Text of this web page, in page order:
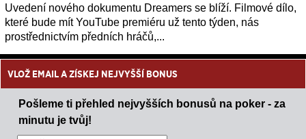
Uvedení nového dokumentu Dreamers se blíží. Filmové dílo,
které bude mít YouTube premiéru už tento týden, nás
prostřednictvím předních hráčů,...
VLOŽ EMAIL A ZÍSKEJ NEJVYŠŠÍ BONUS
Pošleme ti přehled nejvyšších bonusů na poker - za
minutu je tvůj!